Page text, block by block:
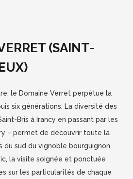
(SAINT-
le Domaine Verret perpétue la
six générations. La diversité des
Bris à Irancy en passant par les
– permet de découvrir toute la
du sud du vignoble bourguignon.
la visite soignée et ponctuée
sur les particularités de chaque